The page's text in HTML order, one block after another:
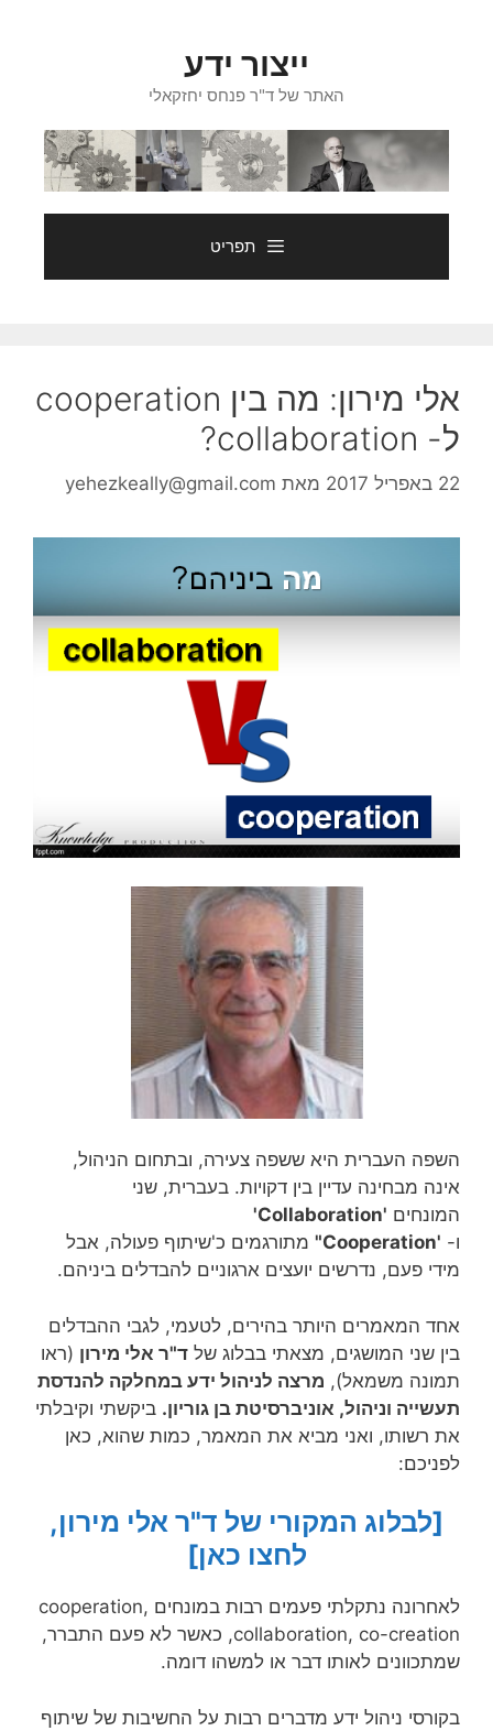
ייצור ידע
האתר של ד"ר פנחס יחזקאלי
תפריט
אלי מירון: מה בין cooperation
ל- collaboration?
22 באפריל 2017 מאת yehezkeally@gmail.com
השפה העברית היא ששפה צעירה, ובתחום הניהול,
אינה מבחינה עדיין בין דקויות. בעברית, שני
המונחים 'Collaboration'
ו- 'Cooperation"
מתורגמים כ'שיתוף פעולה, אבל
מידי פעם, נדרשים יועצים ארגוניים להבדלים ביניהם.
אחד המאמרים היותר בהירים, לטעמי, לגבי ההבדלים
בין שני המושגים, מצאתי בבלוג של ד"ר אלי מירון (ראו
תמונה משמאל), מרצה לניהול ידע במחלקה להנדסת
תעשייה וניהול, אוניברסיטת בן גוריון. ביקשתי וקיבלתי
את רשותו, ואני מביא את המאמר, כמות שהוא, כאן
לפניכם:
[לבלוג המקורי של ד"ר אלי מירון,
לחצו כאן]
לאחרונה נתקלתי פעמים רבות במונחים cooperation,
collaboration, co-creation, כאשר לא פעם התברר,
שמתכוונים לאותו דבר או למשהו דומה.
בקורסי ניהול ידע מדברים רבות על החשיבות של שיתוף